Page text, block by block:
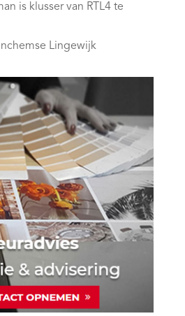
is klusser van RTL4 te
Lingewijk